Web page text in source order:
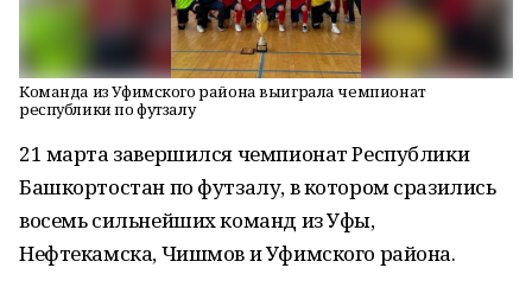
Команда из Уфимского района выиграла чемпионат
республики по футзалу
21 марта завершился чемпионат Республики
Башкортостан по футзалу, в котором сразились
восемь сильнейших команд из Уфы,
Нефтекамска, Чишмов и Уфимского района.